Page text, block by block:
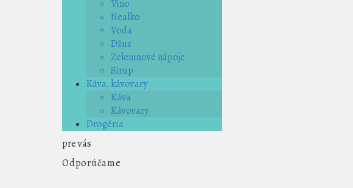
Víno
Nealko
Voda
Džus
Zeleninové nápoje
Sirup
Káva, kávovary
Káva
Kávovary
Drogéria
pre vás
Odporúčame